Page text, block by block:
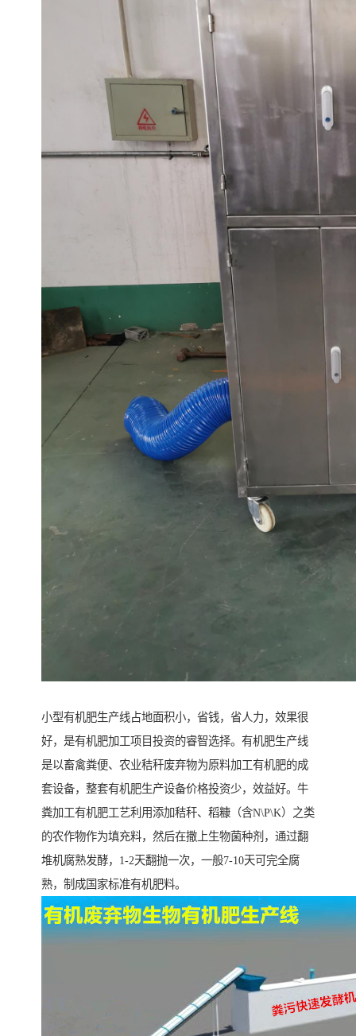
小型有机肥生产线占地面积小，省钱，省人力，效果很
好，是有机肥加工项目投资的睿智选择。有机肥生产线
是以畜禽粪便、农业秸秆废弃物为原料加工有机肥的成
套设备，整套有机肥生产设备价格投资少，效益好。牛
粪加工有机肥工艺利用添加秸秆、稻糠（含N\P\K）之类
的农作物作为填充料，然后在撒上生物菌种剂，通过翻
堆机腐熟发酵，1-2天翻抛一次，一般7-10天可完全腐
熟，制成国家标准有机肥料。